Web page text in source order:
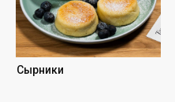
Сырники